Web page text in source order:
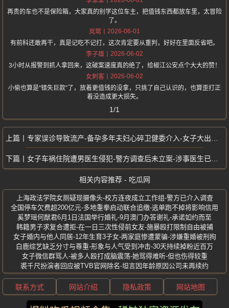
再贵的车也不是保险箱，大家真的别学这位车主，把值钱东西都放车里，太冒险
了。
岚莺
2026-06-01
有前科还敢再干，真是记吃不记打，这次肯定要从重判，好好在里面反省吧。
李子雄
2026-06-02
3小时从报警到抓人拿回来，这破案速度真的绝了，给椒江公安点个大大的赞！
女刺客
2026-06-02
小偷也算是“错失巨款”了，放着更值钱的没拿，只挑了自己认识的，也算歪打正
着没造成更大损失。
1/1
专家误诊导致流产-备孕多年夫妇心碎卫健委介入-女子大出血才知已怀孕
女子车祸住院遭男医生侵犯-警方调查后未立案-涉事医生已被开除
相关内容推荐 - 吃瓜网
上海政法学院女厕疑现摄像头-校方连夜成立工作组-警方已介入调查
全国停车欠费超200亿元-多地重拳启动联合追缴-逃单跑不掉将影响信用
奚梦瑶何猷君6月1日法国举行婚礼-9月澳门办答谢礼-承诺如约而至
韩籍男子求复合遭拒-在一日三次性侵前女友-施暴殴打限制自由被捕
女子婚内与他人同居-12年生育3子女-两家庭惨遭蒙骗-涉嫌重婚被刑拘
白鹿综艺缺乏分寸与尊重-形象与人气受到冲击-30天持续掉粉近百万
女子微信群骂人-被多人殴打成脑震荡-她骂得难听-但也伤得较重
裘千尺扮演者回应被TVB官网除名-坦言因年龄原因公司未再续约
联系方式 网站介绍 隐私政策 网站地图